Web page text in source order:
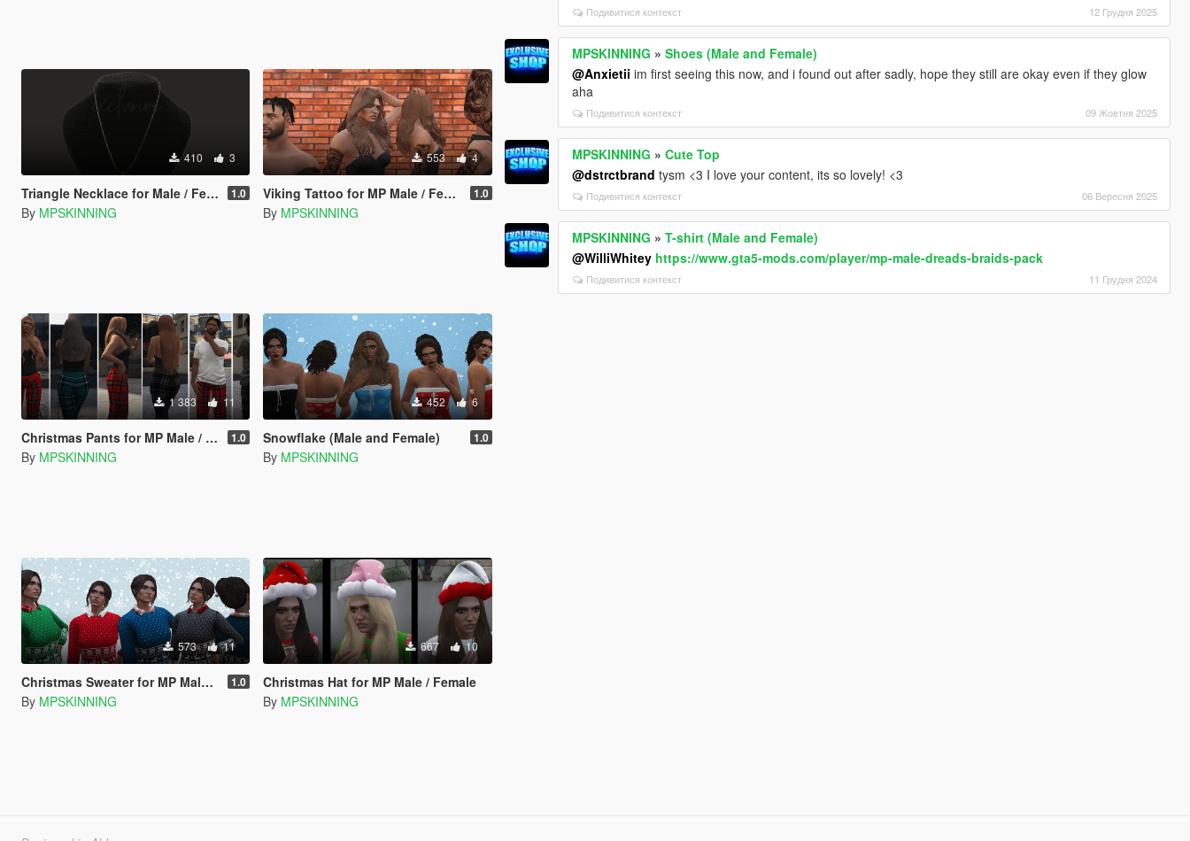
410 3
Triangle Necklace for Male / Female 1.0
By MPSKINNING
553 4
Viking Tattoo for MP Male / Female 1.0
By MPSKINNING
1 383 11
Christmas Pants for MP Male / Female 1.0
By MPSKINNING
452 6
Snowflake (Male and Female) 1.0
By MPSKINNING
573 11
Christmas Sweater for MP Male / Female 1.0
By MPSKINNING
667 10
Christmas Hat for MP Male / Female
By MPSKINNING
Подивитися контекст 12 Грудня 2025
MPSKINNING »Shoes (Male and Female)
@Anxietii im first seeing this now, and i found out after sadly, hope they still are okay even if they glow
aha
Подивитися контекст 09 Жовтня 2025
MPSKINNING »Cute Top
@dstrctbrand tysm <3 I love your content, its so lovely! <3
Подивитися контекст 06 Вересня 2025
MPSKINNING »T-shirt (Male and Female)
@WilliWhitey https://www.gta5-mods.com/player/mp-male-dreads-braids-pack
Подивитися контекст 11 Грудня 2024